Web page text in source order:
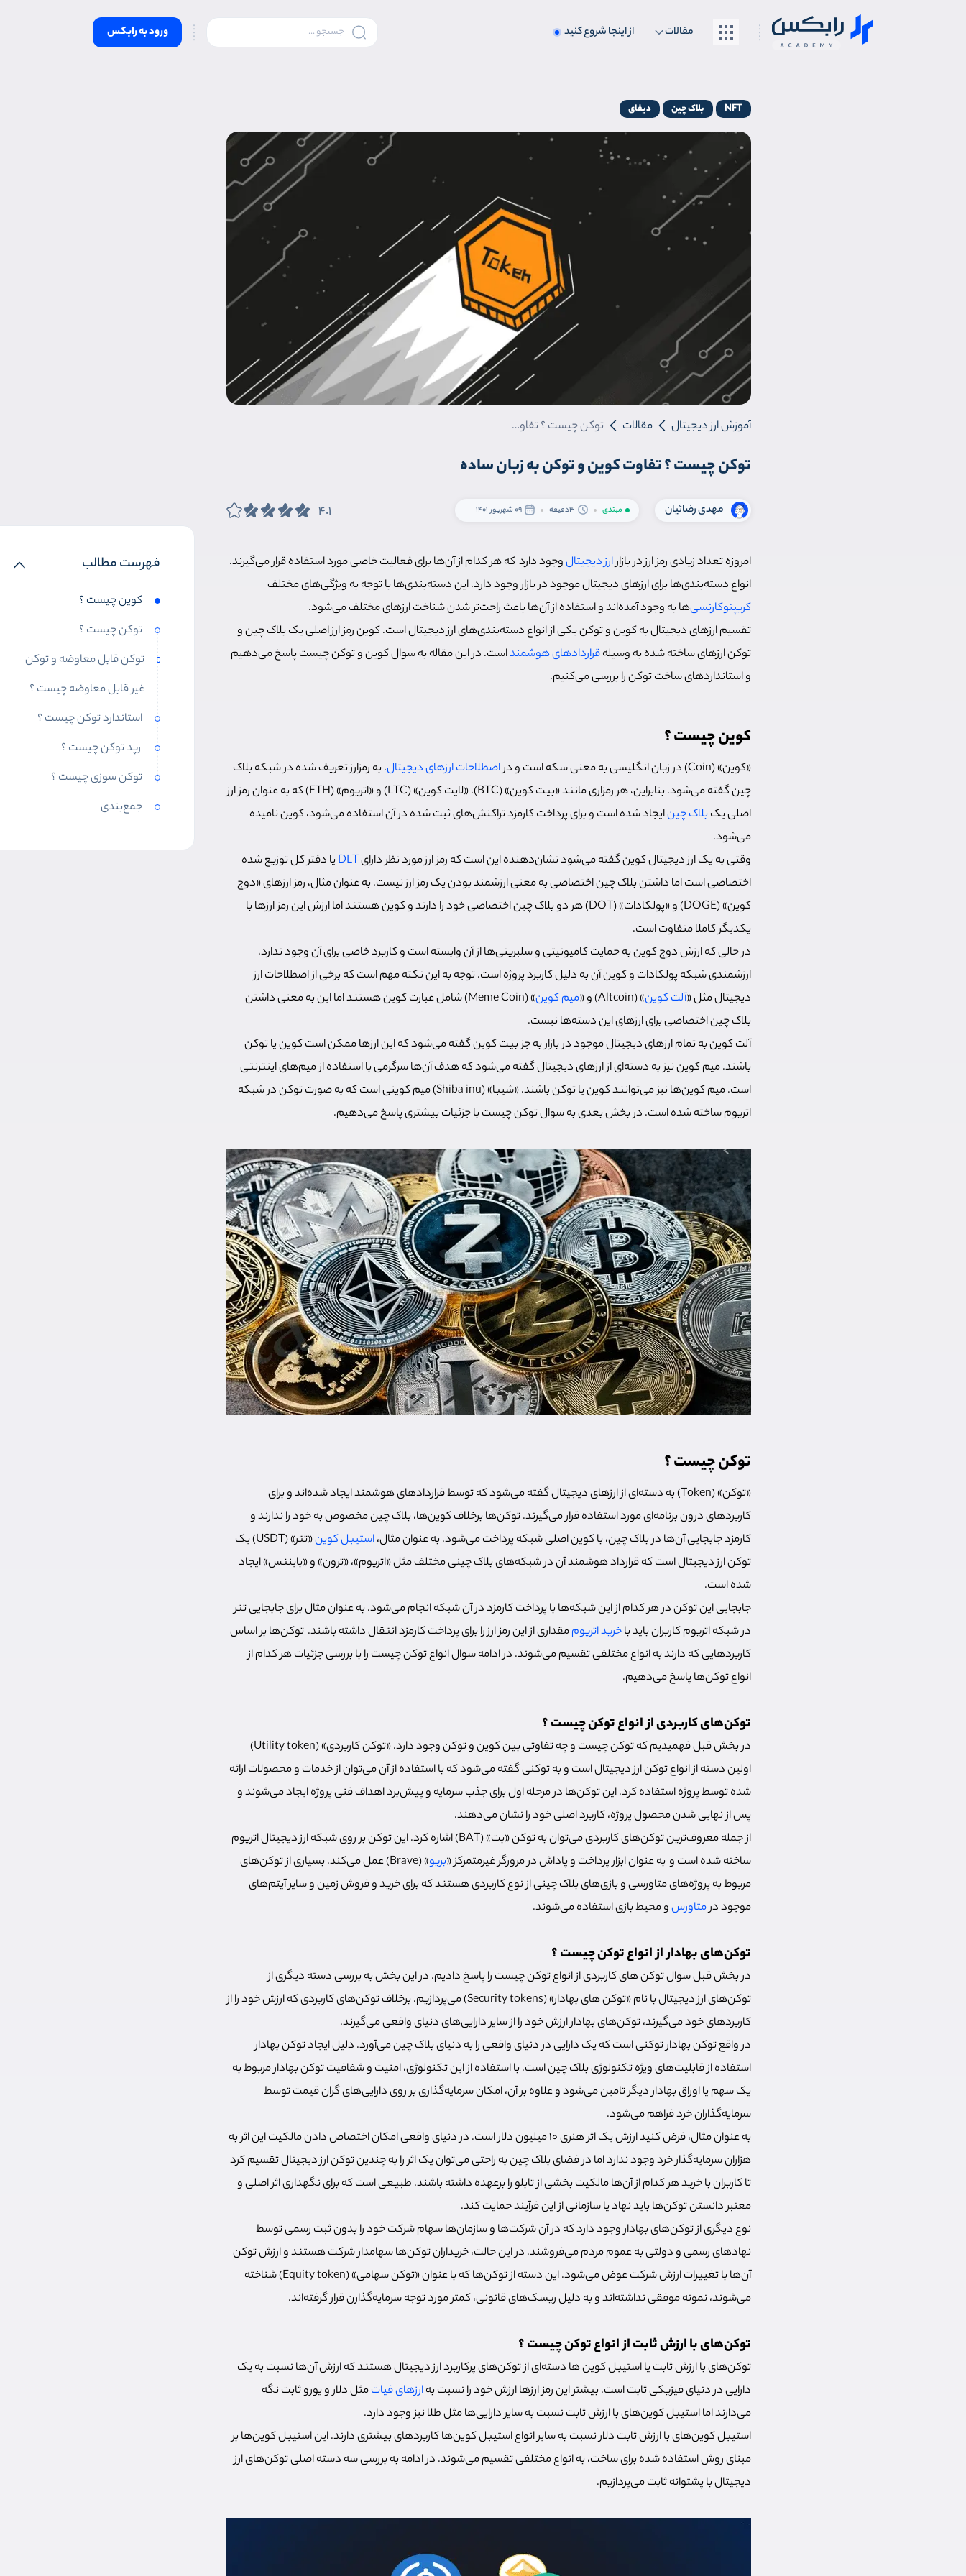
مقالات از اینجا شروع کنید ورود به رابکس
NFT بلاک چین دیفای
آموزش ارز دیجیتال مقالات توکن چیست ؟ تفاوت کوین و توکن به زبان ساده
توکن چیست ؟ تفاوت کوین و توکن به زبان ساده
مهدی رضائیان مبتدی 3دقیقه 09 شهریور 1401 4.1
فهرست مطالب
کوین چیست ؟
توکن چیست ؟
توکن قابل معاوضه و توکن
غیر قابل معاوضه چیست ؟
استاندارد توکن چیست ؟
رپد توکن چیست ؟
توکن سوزی چیست ؟
جمع‌بندی
امروزه تعداد زیادی رمز ارز در بازارارز دیجیتالوجود دارد که هر کدام از آن‌ها برای فعالیت خاصی مورد استفاده قرار می‌گیرند.
انواع دسته‌بندی‌ها برای ارزهای دیجیتال موجود در بازار وجود دارد. این دسته‌بندی‌ها با توجه به ویژگی‌های مختلف
کریپتوکارنسی‌ها به وجود آمده‌اند و استفاده از آن‌ها باعث راحت‌تر شدن شناخت ارزهای مختلف می‌شود.
تقسیم ارزهای دیجیتال به کوین و توکن یکی از انواع دسته‌بندی‌های ارز دیجیتال است. کوین رمز ارز اصلی یک بلاک چین و
توکن ارزهای ساخته شده به وسیلهقراردادهای هوشمنداست. در این مقاله به سوال کوین و توکن چیست پاسخ می‌دهیم
و استانداردهای ساخت توکن را بررسی می‌کنیم.
کوین چیست ؟
«کوین» (Coin) در زبان انگلیسی به معنی سکه است و در اصطلاحات ارزهای دیجیتال، به رمزارز تعریف شده در شبکه بلاک
چین گفته می‌شود. بنابراین، هر رمزاری مانند «بیت کوین» (BTC)، «لایت کوین» (LTC) و «اتریوم» (ETH) که به عنوان رمز ارز
اصلی یک بلاک چینایجاد شده است و برای پرداخت کارمزد تراکنش‌های ثبت شده در آن استفاده می‌شود، کوین نامیده
می‌شود.
وقتی به یک ارز دیجیتال کوین گفته می‌شود نشان‌دهنده این است که رمز ارز مورد نظر دارایDLT یا دفتر کل توزیع شده
اختصاصی است اما داشتن بلاک چین اختصاصی به معنی ارزشمند بودن یک رمز ارز نیست. به عنوان مثال، رمز ارزهای «دوج
کوین» (DOGE) و «پولکادات» (DOT) هر دو بلاک چین اختصاصی خود را دارند و کوین هستند اما ارزش این رمز ارزها با
یکدیگر کاملا متفاوت است.
در حالی که ارزش دوج کوین به حمایت کامیونیتی و سلبریتی‌ها از آن وابسته است و کاربرد خاصی برای آن وجود ندارد،
ارزشمندی شبکه پولکادات و کوین آن به دلیل کاربرد پروژه است. توجه به این نکته مهم است که برخی از اصطلاحات ارز
دیجیتال مثل «آلت کوین» (Altcoin) و « میم کوین
» (Meme Coin) شامل عبارت کوین هستند اما این به معنی داشتن
بلاک چین اختصاصی برای ارزهای این دسته‌ها نیست.
آلت کوین به تمام ارزهای دیجیتال موجود در بازار به جز بیت کوین گفته می‌شود که این ارزها ممکن است کوین یا توکن
باشند. میم کوین نیز به دسته‌ای از ارزهای دیجیتال گفته می‌شود که هدف آن‌ها سرگرمی با استفاده از میم‌های اینترنتی
است. میم کوین‌ها نیز می‌توانند کوین یا توکن باشند. «شیبا» (Shiba inu) میم کوینی است که به صورت توکن در شبکه
اتریوم ساخته شده است. در بخش بعدی به سوال توکن چیست با جزئیات بیشتری پاسخ می‌دهیم.
توکن چیست ؟
«توکن» (Token) به دسته‌ای از ارزهای دیجیتال گفته می‌شود که توسط قراردادهای هوشمند ایجاد شده‌اند و برای
کاربردهای درون برنامه‌ای مورد استفاده قرار می‌گیرند. توکن‌ها برخلاف کوین‌ها، بلاک چین مخصوص به خود را ندارند و
کارمزد جابجایی آن‌ها در بلاک چین، با کوین اصلی شبکه پرداخت می‌شود. به عنوان مثال،استیبل کوین
«تتر» (USDT) یک
توکن ارز دیجیتال است که قرارداد هوشمند آن در شبکه‌های بلاک چینی مختلف مثل «اتریوم»، «ترون» و «بایننس» ایجاد
شده است.
جابجایی این توکن در هر کدام از این شبکه‌ها با پرداخت کارمزد در آن شبکه انجام می‌شود. به عنوان مثال برای جابجایی تتر
در شبکه اتریوم کاربران باید باخرید اتریوممقداری از این رمز ارز را برای پرداخت کارمزد انتقال داشته باشند. توکن‌ها بر اساس
کاربردهایی که دارند به انواع مختلفی تقسیم می‌شوند. در ادامه سوال انواع توکن چیست را با بررسی جزئیات هر کدام از
انواع توکن‌ها پاسخ می‌دهیم.
توکن‌های کاربردی از انواع توکن چیست ؟
در بخش قبل فهمیدیم که توکن چیست و چه تفاوتی بین کوین و توکن وجود دارد. «توکن کاربردی» (Utility token)
اولین دسته از انواع توکن ارز دیجیتال است و به توکنی گفته می‌شود که با استفاده از آن می‌توان از خدمات و محصولات ارائه
شده توسط پروژه استفاده کرد. این توکن‌ها در مرحله اول برای جذب سرمایه و پیش‌برد اهداف فنی پروژه ایجاد می‌شوند و
پس از نهایی شدن محصول پروژه، کاربرد اصلی خود را نشان می‌دهند.
از جمله معروف‌ترین توکن‌های کاربردی می‌توان به توکن‌ «بت» (BAT) اشاره کرد. این توکن بر روی شبکه ارز دیجیتال اتریوم
ساخته شده است و به عنوان ابزار پرداخت و پاداش در مرورگر غیرمتمرکز «بریو
» (Brave) عمل می‌کند. بسیاری از توکن‌های
مربوط به پروژه‌های متاورسی و بازی‌های بلاک چینی از نوع کاربردی هستند که برای خرید و فروش زمین و سایر آیتم‌های
موجود درمتاورسو محیط بازی استفاده می‌شوند.
توکن‌های بهادار از انواع توکن چیست ؟
در بخش قبل سوال توکن های کاربردی از انواع توکن چیست را پاسخ دادیم. در این بخش به بررسی دسته دیگری از
توکن‌های ارز دیجیتال با نام «توکن ‌های بهادار» (Security tokens) می‌پردازیم. برخلاف توکن‌های کاربردی که ارزش خود را از
کاربردهای خود می‌گیرند، توکن‌های بهادار ارزش خود را از سایر دارایی‌های دنیای واقعی می‌گیرند.
در واقع توکن بهادار توکنی است که یک دارایی در دنیای واقعی را به دنیای بلاک چین می‌آورد. دلیل ایجاد توکن بهادار
استفاده از قابلیت‌های ویژه تکنولوژی بلاک چین است. با استفاده از این تکنولوژی، امنیت و شفافیت توکن بهادار مربوط به
یک سهم یا اوراق بهادار دیگر تامین می‌شود و علاوه بر آن، امکان سرمایه‌گذاری بر روی دارایی‌های گران قیمت توسط
سرمایه‌گذاران خرد فراهم می‌شود.
به عنوان مثال، فرض کنید ارزش یک اثر هنری 10 میلیون دلار است. در دنیای واقعی امکان اختصاص دادن مالکیت این اثر به
هزاران سرمایه‌گذار خرد وجود ندارد اما در فضای بلاک چین به راحتی می‌توان یک اثر را به چندین توکن ارز دیجیتال تقسیم کرد
تا کاربران با خرید هر کدام از آن‌ها مالکیت بخشی از تابلو را برعهده داشته باشند. طبیعی است که برای نگهداری اثر اصلی و
معتبر دانستن توکن‌ها باید نهاد یا سازمانی از این فرآیند حمایت کند.
نوع دیگری از توکن‌های بهادار وجود دارد که در آن شرکت‌ها و سازمان‌ها سهام شرکت خود را بدون ثبت رسمی توسط
نهادهای رسمی و دولتی به عموم مردم می‌فروشند. در این حالت، خریداران توکن‌ها سهامدار شرکت هستند و ارزش توکن
آن‌ها با تغییرات ارزش شرکت عوض می‌شود. این دسته از توکن‌ها که با عنوان «توکن سهامی» (Equity token) شناخته
می‌شوند، نمونه موفقی نداشته‌اند و به دلیل ریسک‌های قانونی، کمتر مورد توجه سرمایه‌گذارن قرار گرفته‌اند.
توکن‌های با ارزش ثابت از انواع توکن چیست ؟
توکن‌های با ارزش ثابت یا استیبل کوین ها دسته‌ای از توکن‌های پرکاربرد ارز دیجیتال هستند که ارزش آن‌ها نسبت به یک
دارایی در دنیای فیزیکی ثابت است. بیشتر این رمز ارزها ارزش خود را نسبت بهارزهای فیاتمثل دلار و یورو ثابت نگه
می‌دارند اما استیبل کوین‌های با ارزش ثابت نسبت به سایر دارایی‌ها مثل طلا نیز وجود دارد.
استیبل کوین‌های با ارزش ثابت دلار نسبت به سایر انواع استیبل کوین‌ها کاربردهای بیشتری دارند. این استیبل کوین‌ها بر
مبنای روش استفاده شده برای ساخت، به انواع مختلفی تقسیم می‌شوند. در ادامه به بررسی سه دسته اصلی توکن‌های ارز
دیجیتال با پشتوانه ثابت می‌پردازیم.